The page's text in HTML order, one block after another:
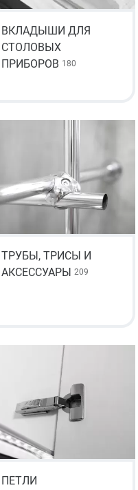
ВКЛАДЫШИ ДЛЯ
СТОЛОВЫХ
ПРИБОРОВ 180
ТРУБЫ, ТРИСЫ И
АКСЕССУАРЫ 209
ПЕТЛИ